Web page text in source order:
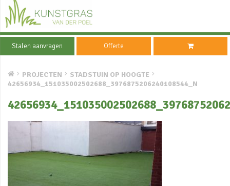
Stalen aanvragen Offerte
PROJECTEN
STADSTUIN OP HOOGTE
42656934_151035002502688_3976875206240108544_N